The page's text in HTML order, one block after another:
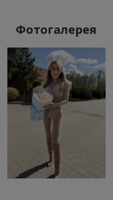
Фотогалерея